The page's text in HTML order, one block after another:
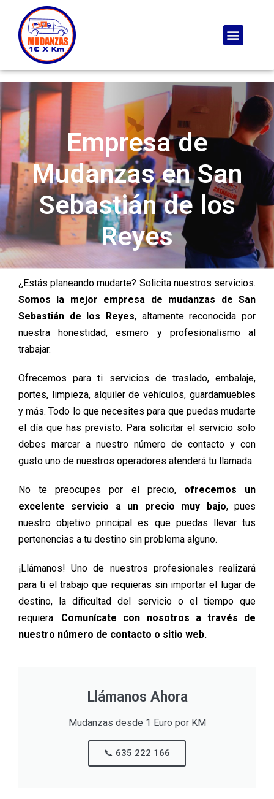
Empresa de
Mudanzas en San
Sebastián de los
Reyes
¿Estás planeando mudarte? Solicita nuestros servicios.
Somos la mejor empresa de mudanzas de San
Sebastián de los Reyes, altamente reconocida por
nuestra honestidad, esmero y profesionalismo al
trabajar.
Ofrecemos para ti servicios de traslado, embalaje,
portes, limpieza, alquiler de vehículos, guardamuebles
y más. Todo lo que necesites para que puedas mudarte
el día que has previsto. Para solicitar el servicio solo
debes marcar a nuestro número de contacto y con
gusto uno de nuestros operadores atenderá tu llamada.
No te preocupes por el precio, ofrecemos un
excelente servicio a un precio muy bajo, pues
nuestro objetivo principal es que puedas llevar tus
pertenencias a tu destino sin problema alguno.
¡Llámanos! Uno de nuestros profesionales realizará
para ti el trabajo que requieras sin importar el lugar de
destino, la dificultad del servicio o el tiempo que
requiera. Comunícate con nosotros a través de
nuestro número de contacto o sitio web.
Llámanos Ahora
Mudanzas desde 1 Euro por KM
📞 635 222 166​